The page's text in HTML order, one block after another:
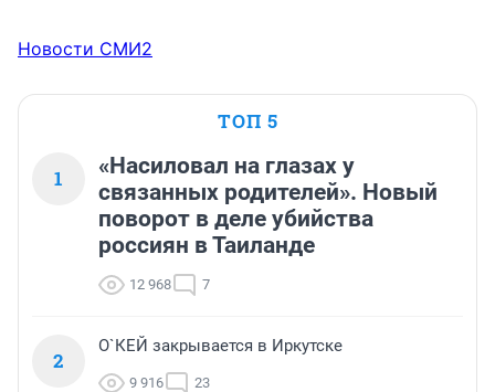
Новости СМИ2
ТОП 5
1
«Насиловал на глазах у
связанных родителей». Новый
поворот в деле убийства
россиян в Таиланде
12 968 7
2
О`КЕЙ закрывается в Иркутске
9 916 23